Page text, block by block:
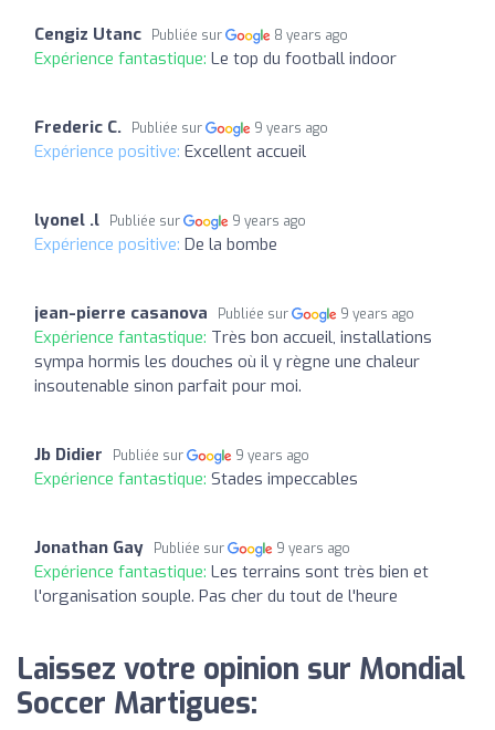
Cengiz Utanc Publiée sur 8 years ago
Expérience fantastique: Le top du football indoor
Frederic C. Publiée sur 9 years ago
Expérience positive: Excellent accueil
lyonel .l Publiée sur 9 years ago
Expérience positive: De la bombe
jean-pierre casanova Publiée sur 9 years ago
Expérience fantastique: Très bon accueil, installations
sympa hormis les douches où il y règne une chaleur
insoutenable sinon parfait pour moi.
Jb Didier Publiée sur 9 years ago
Expérience fantastique: Stades impeccables
Jonathan Gay Publiée sur 9 years ago
Expérience fantastique: Les terrains sont très bien et
l'organisation souple. Pas cher du tout de l'heure
Laissez votre opinion sur Mondial
Soccer Martigues: